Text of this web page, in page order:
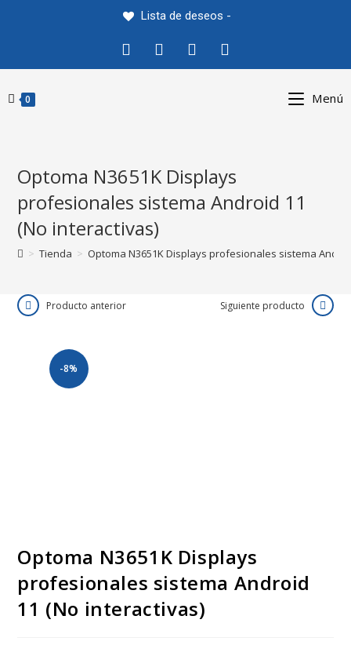
Lista de deseos -
0 Menú
Optoma N3651K Displays
profesionales sistema Android 11
(No interactivas)
> Tienda > Optoma N3651K Displays profesionales sistema
-8%
Producto anterior Siguiente producto
Optoma N3651K Displays
profesionales sistema Android
11 (No interactivas)